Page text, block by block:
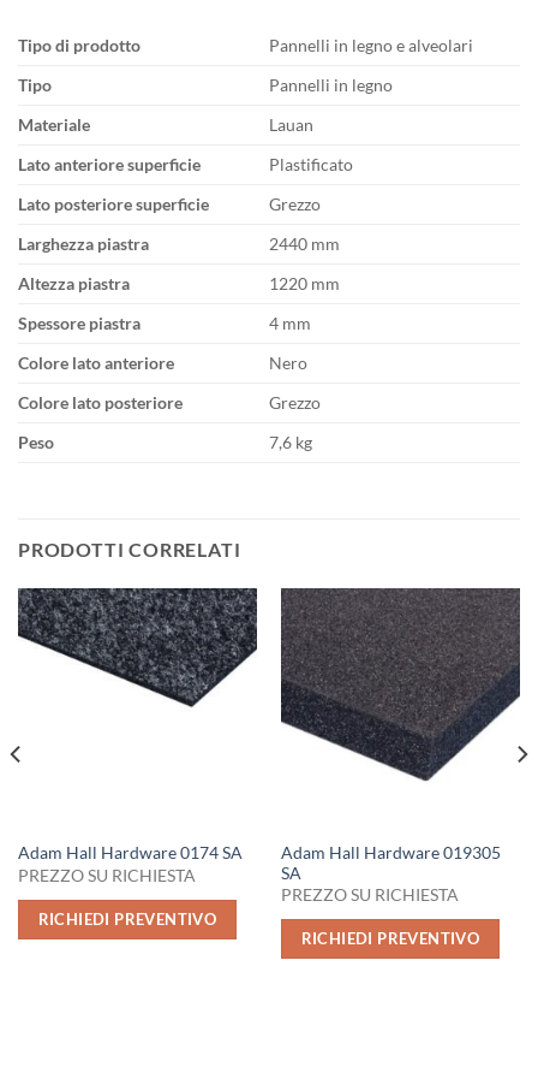
Tipo di prodotto
Pannelli in legno e alveolari
Tipo
Pannelli in legno
Materiale
Lauan
Lato anteriore superficie
Plastificato
Lato posteriore superficie
Grezzo
Larghezza piastra
2440 mm
Altezza piastra
1220 mm
Spessore piastra
4 mm
Colore lato anteriore
Nero
Colore lato posteriore
Grezzo
Peso
7,6 kg
PRODOTTI CORRELATI
Adam Hall Hardware 0174 SA
PREZZO SU RICHIESTA
RICHIEDI PREVENTIVO
Adam Hall Hardware 019305
SA
PREZZO SU RICHIESTA
RICHIEDI PREVENTIVO